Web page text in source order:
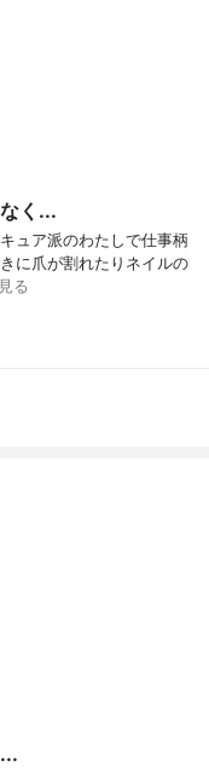
く...
ュア派のわたしで仕事柄
に爪が割れたりネイルの
る